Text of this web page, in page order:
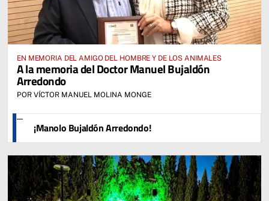
EN MEMORIA DEL AMIGO DEL HOMBRE Y DE LOS ANIMALES
A la memoria del Doctor Manuel Bujaldón
Arredondo
POR VÍCTOR MANUEL MOLINA MONGE
¡Manolo Bujaldón Arredondo!